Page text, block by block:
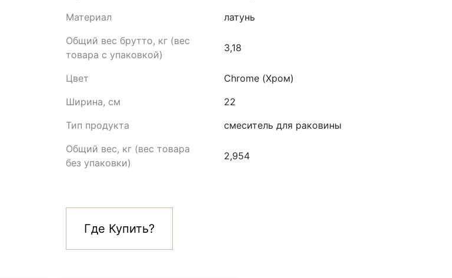
Материал
латунь
Общий вес брутто, кг (вес
товара с упаковкой)
3,18
Цвет
Chrome (Хром)
Ширина, см
22
Тип продукта
смеситель для раковины
Общий вес, кг (вес товара
без упаковки)
2,954
Где Купить?